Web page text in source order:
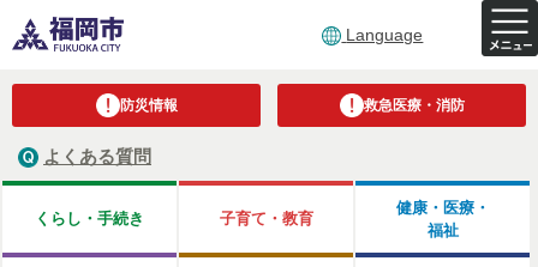
Language
防災情報 救急医療・消防
よくある質問
くらし・手続き 子育て・教育
健康・医療・
福祉